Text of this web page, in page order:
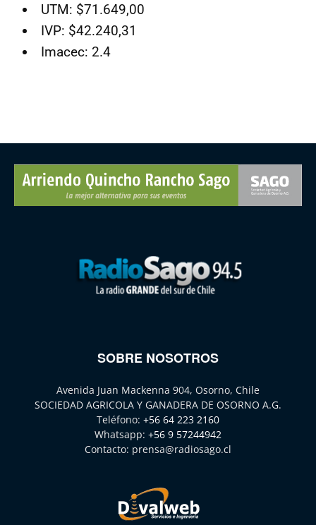
UTM: $71.649,00
IVP: $42.240,31
Imacec: 2.4
SOBRE NOSOTROS
Avenida Juan Mackenna 904, Osorno, Chile
SOCIEDAD AGRICOLA Y GANADERA DE OSORNO A.G.
Teléfono: +56 64 223 2160
Whatsapp: +56 9 57244942
Contacto: prensa@radiosago.cl